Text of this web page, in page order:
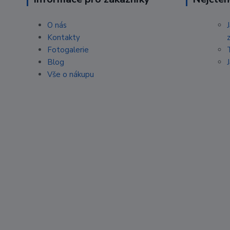
O nás
Kontakty
Fotogalerie
Blog
Vše o nákupu